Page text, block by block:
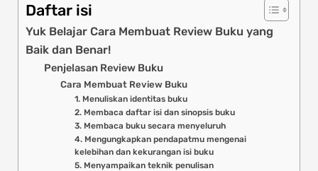
Daftar isi
Yuk Belajar Cara Membuat Review Buku yang
Baik dan Benar!
Penjelasan Review Buku
Cara Membuat Review Buku
1. Menuliskan identitas buku
2. Membaca daftar isi dan sinopsis buku
3. Membaca buku secara menyeluruh
4. Mengungkapkan pendapatmu mengenai
kelebihan dan kekurangan isi buku
5. Menyampaikan teknik penulisan